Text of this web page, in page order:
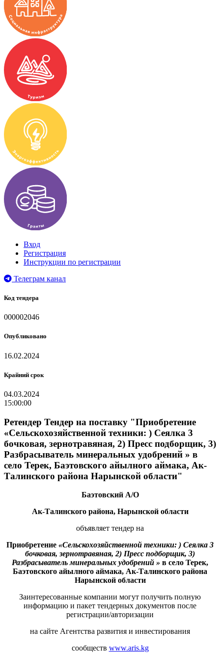
Вход
Регистрация
Инструкции по регистрации
Телеграм канал
Код тендера
000002046
Опубликовано
16.02.2024
Крайний срок
04.03.2024
15:00:00
Ретендер Тендер на поставку "Приобретение
«Сельскохозяйственной техники: ) Сеялка 3
бочковая, зернотравяная, 2) Пресс подборщик, 3)
Разбрасыватель минеральных удобрений » в
село Терек, Баэтовского айылного аймака, Ак-
Талинского района Нарынской области"
БаэтовскийА/О
Ак-Талинского района, Нарынской области
объявляет тендер на
Приобретение «Сельскохозяйственной техники: ) Сеялка 3
бочковая, зернотравяная, 2) Пресс подборщик, 3)
Разбрасыватель минеральных удобрений » в село Терек,
Баэтовского айылного аймака, Ак-Талинского района
Нарынской области
Заинтересованные компании могут получить полную
информацию и пакет тендерных документов после
регистрации/авторизации
на сайте Агентства развития и инвестирования
сообществ www.aris.kg